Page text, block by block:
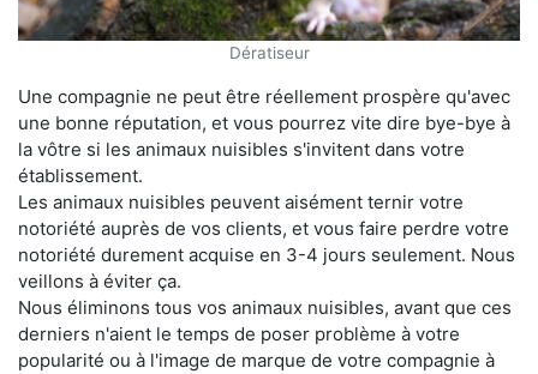
Dératiseur
Une compagnie ne peut être réellement prospère qu'avec
une bonne réputation, et vous pourrez vite dire bye-bye à
la vôtre si les animaux nuisibles s'invitent dans votre
établissement.
Les animaux nuisibles peuvent aisément ternir votre
notoriété auprès de vos clients, et vous faire perdre votre
notoriété durement acquise en 3-4 jours seulement. Nous
veillons à éviter ça.
Nous éliminons tous vos animaux nuisibles, avant que ces
derniers n'aient le temps de poser problème à votre
popularité ou à l'image de marque de votre compagnie à